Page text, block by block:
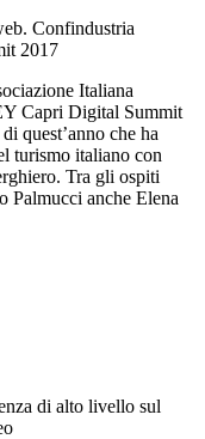
Confindustria
2017
Italiana
Capri Digital Summit
quest’anno che ha
turismo italiano con
Tra gli ospiti
Palmucci anche Elena
di alto livello sul